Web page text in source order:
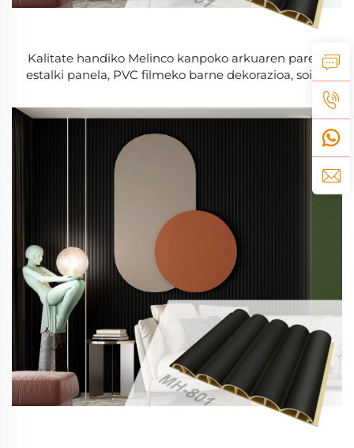
Kalitate handiko Melinco kanpoko arkuaren pareta
estalki panela, PVC filmeko barne dekorazioa, soinu